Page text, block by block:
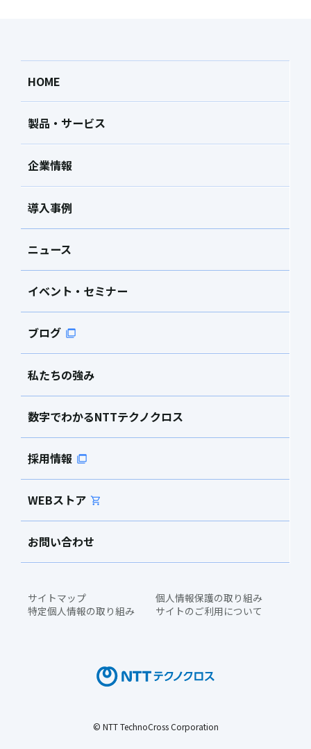
HOME
製品・サービス
企業情報
導入事例
ニュース
イベント・セミナー
ブログ
私たちの強み
数字でわかるNTTテクノクロス
採用情報
WEBストア
お問い合わせ
サイトマップ
個人情報保護の取り組み
特定個人情報の取り組み
サイトのご利用について
© NTT TechnoCross Corporation